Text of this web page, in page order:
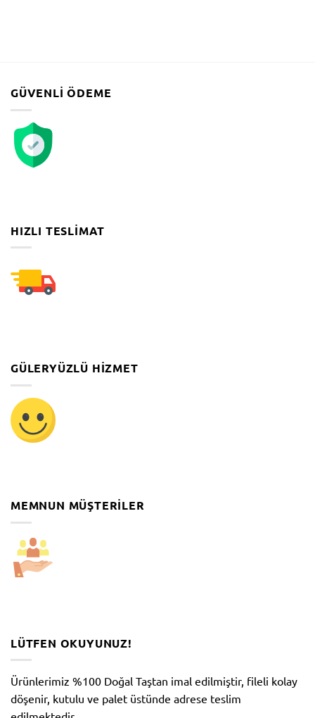
GÜVENLI ÖDEME
HIZLI TESLIMAT
GÜLERYÜZLÜ HIZMET
MEMNUN MÜŞTERILER
LÜTFEN OKUYUNUZ!
Ürünlerimiz %100 Doğal Taştan imal edilmiştir, fileli kolay
döşenir, kutulu ve palet üstünde adrese teslim